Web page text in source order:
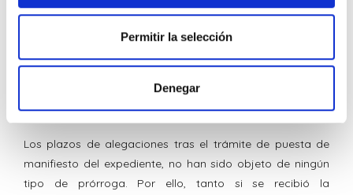
web, quienes pueden combinarla con otra información
que les haya proporcionado o que hayan recopilado a
Permitir la selección
Denegar
pago, que puede encontrarse ampliado, según vimos,
hasta el 30 de abril o 20 de mayo.
Los plazos de alegaciones tras el trámite de puesta de
manifiesto del expediente, no han sido objeto de ningún
tipo de prórroga. Por ello, tanto si se recibió la